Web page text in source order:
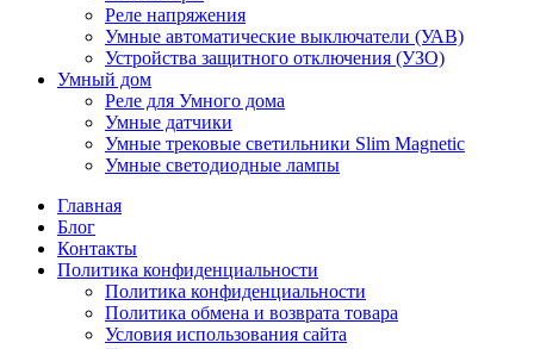
Реле напряжения
Умные автоматические выключатели (УАВ)
Устройства защитного отключения (УЗО)
Умный дом
Реле для Умного дома
Умные датчики
Умные трековые светильники Slim Magnetic
Умные светодиодные лампы
Главная
Блог
Контакты
Политика конфиденциальности
Политика конфиденциальности
Политика обмена и возврата товара
Условия использования сайта